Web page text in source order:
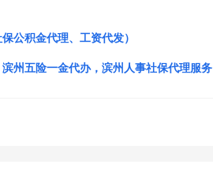
（微信同号）
公积金代理、工资代发）
州五险一金代办，滨州人事社保代理服务